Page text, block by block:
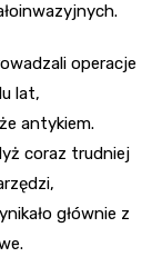
operacje
lat,
antykiem.
coraz trudniej
głównie z